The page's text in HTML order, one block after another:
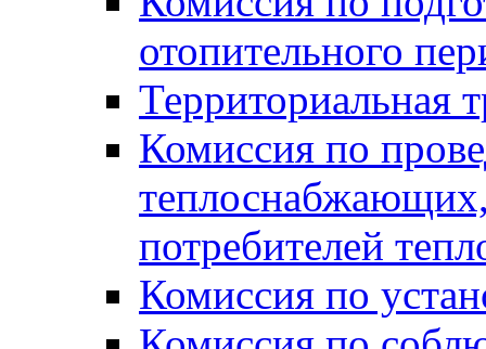
отопительного
Территориальная
Комиссия по
потребителей
Комиссия по